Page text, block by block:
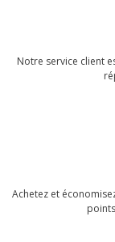
Notre service client
Achetez et